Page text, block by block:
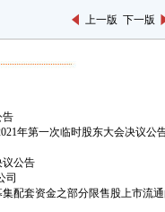
上一版 下一版
告
年第一次临时股东大会决议公
议公告
司
配套资金之部分限售股上市流